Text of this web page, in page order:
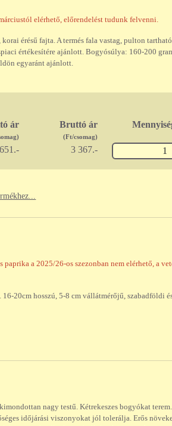
elérhető, előrendelést tudunk felvenni.
érésű fajta. A termés fala vastag, pulton
értékesítére ajánlott. Bogyósúlya: 160-200
egyaránt ajánlott.
ár Bruttó ár
(Ft/csomag)
3 367.-
paprika a 2025/26-os szezonban nem elérhető, a
20cm hosszú, 5-8 cm vállátmérőjű, szabadföldi
nagy testű. Kétrekeszes bogyókat
időjárási viszonyokat jól tolerálja. Erős